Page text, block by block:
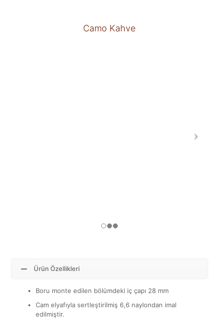
Camo Kahve
Ürün Özellikleri
Boru monte edilen bölümdeki iç çapı 28 mm
Cam elyafıyla sertleştirilmiş 6,6 naylondan imal
edilmiştir.